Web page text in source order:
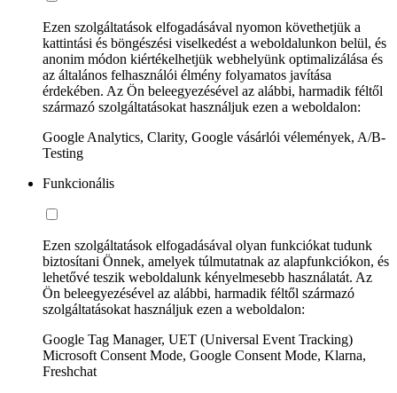
Ezen szolgáltatások elfogadásával nyomon követhetjük a
kattintási és böngészési viselkedést a weboldalunkon belül, és
anonim módon kiértékelhetjük webhelyünk optimalizálása és
az általános felhasználói élmény folyamatos javítása
érdekében. Az Ön beleegyezésével az alábbi, harmadik féltől
származó szolgáltatásokat használjuk ezen a weboldalon:
Google Analytics, Clarity, Google vásárlói vélemények, A/B-
Testing
Funkcionális
Ezen szolgáltatások elfogadásával olyan funkciókat tudunk
biztosítani Önnek, amelyek túlmutatnak az alapfunkciókon, és
lehetővé teszik weboldalunk kényelmesebb használatát. Az
Ön beleegyezésével az alábbi, harmadik féltől származó
szolgáltatásokat használjuk ezen a weboldalon:
Google Tag Manager, UET (Universal Event Tracking)
Microsoft Consent Mode, Google Consent Mode, Klarna,
Freshchat